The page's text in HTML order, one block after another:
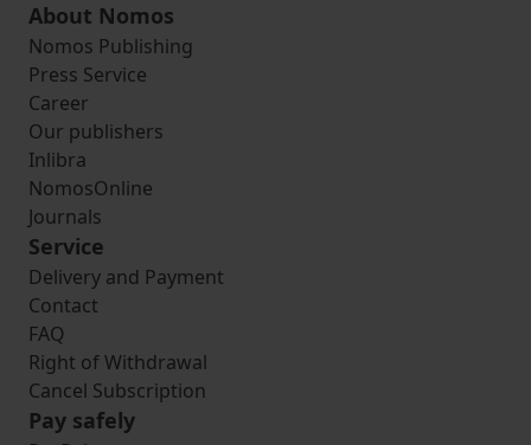
About Nomos
Nomos Publishing
Press Service
Career
Our publishers
Inlibra
NomosOnline
Journals
Service
Delivery and Payment
Contact
FAQ
Right of Withdrawal
Cancel Subscription
Pay safely